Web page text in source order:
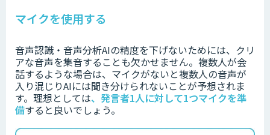
マイクを使用する
音声認識・音声分析AIの精度を下げないためには、クリ
アな音声を集音することも欠かせません。 複数人が会
話するような場合は、マイクがないと複数人の音声が
入り混じりAIには聞き分けられないことが予想されま
す。 理想としては、 発言者1人に対して1つマイクを準
備すると良いでしょう。